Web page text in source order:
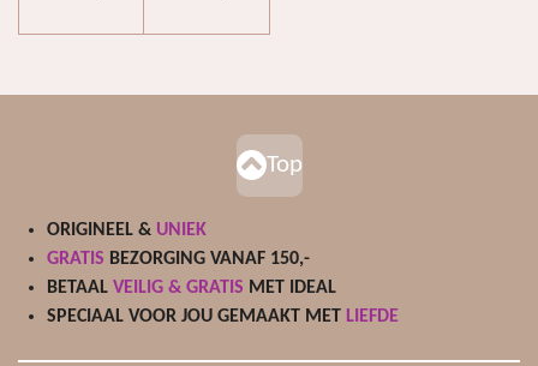
Top
ORIGINEEL & UNIEK
GRATIS BEZORGING VANAF 150,-
BETAAL VEILIG & GRATIS MET IDEAL
SPECIAAL VOOR JOU GEMAAKT MET LIEFDE